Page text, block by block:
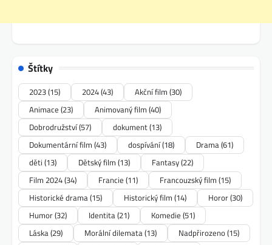
Štítky
2023(15) 2024(43) Akční film (30)
Animace (23) Animovaný film (40)
Dobrodružství(57) dokument(13)
Dokumentární film (43) dospívání(18) Drama(61)
děti (13) Dětský film (13) Fantasy(22)
Film 2024(34) Francie (11) Francouzský film (15)
Historické drama(15) Historický film (14) Horor(30)
Humor(32) Identita(21) Komedie (51)
Láska(29) Morální dilemata(13) Nadpřirozeno(15)